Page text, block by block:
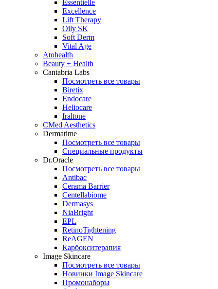
Essentielle
Excellence
Lift Therapy
Oily SK
Soft Derm
Vital Age
Atohealth
Beauty + Health
Cantabria Labs
Посмотреть все товары
Biretix
Endocare
Heliocare
Iraltone
CMed Aesthetics
Dermatime
Посмотреть все товары
Специальные продукты
Dr.Oracle
Посмотреть все товары
Antibac
Cerama Barrier
Centellabiome
Dermasys
NiaBright
EPL
RetinoTightening
ReAGEN
Карбокситерапия
Image Skincare
Посмотреть все товары
Новинки Image Skincare
Промонаборы